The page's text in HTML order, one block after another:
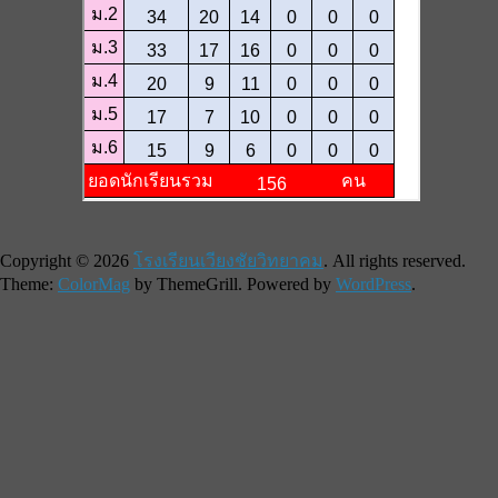
Copyright © 2026 โรงเรียนเวียงชัยวิทยาคม. All rights reserved.
Theme: ColorMag by ThemeGrill. Powered by WordPress.